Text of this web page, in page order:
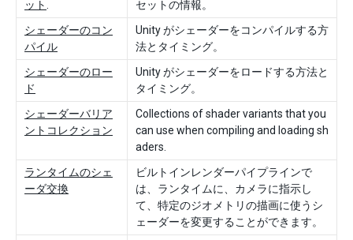
ット
セットの情報。
シェーダーのコン
パイル
Unity がシェーダーをコンパイルする方
法とタイミング。
シェーダーのロー
ド
Unity がシェーダーをロードする方法と
タイミング。
シェーダーバリア
ントコレクション
Collections of shader variants that you
can use when compiling and loading sh
aders.
ランタイムのシェ
ーダ交換
ビルトインレンダーパイプラインで
は、ランタイムに、カメラに指示し
て、特定のジオメトリの描画に使うシ
ェーダーを変更することができます。